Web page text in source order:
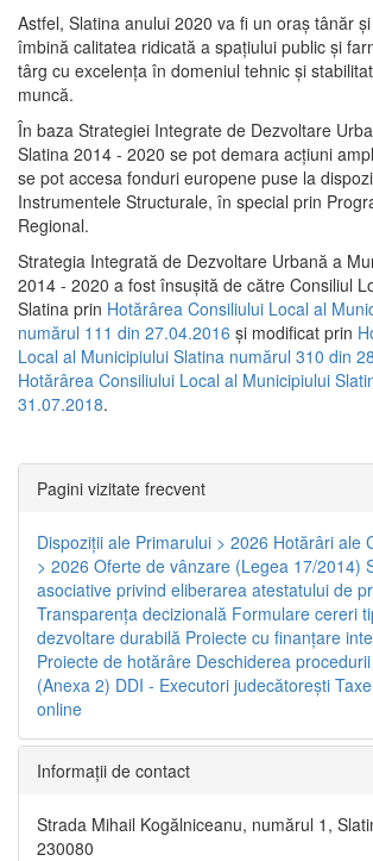
Astfel, Slatina anului 2020 va fi un oraş tânăr
îmbină calitatea ridicată a spaţiului public şi
târg cu excelenţa în domeniul tehnic şi
muncă.
În baza Strategiei Integrate de Dezvoltare
Slatina 2014 - 2020 se pot demara acţiuni
se pot accesa fonduri europene puse la
Instrumentele Structurale, în special prin
Regional.
Strategia Integrată de Dezvoltare Urbană a
2014 - 2020 a fost însuşită de către Consiliul
Slatina prin Hotărârea Consiliului Local al
numărul 111 din 27.04.2016 și modificat prin
Local al Municipiului Slatina numărul 310 din
Hotărârea Consiliului Local al Municipiului
31.07.2018.
Pagini vizitate frecvent
Dispoziţii ale Primarului > 2026 Hotărâri ale
> 2026 Oferte de vânzare (Legea 17/2014)
asociative privind eliberarea atestatului de
Transparenţa decizională Formulare cereri
dezvoltare durabilă Proiecte cu finanţare
Proiecte de hotărâre Deschiderea
(Anexa 2) DDI - Executori judecătorești
online
Informaţii de contact
Strada Mihail Kogălniceanu, numărul 1,
230080